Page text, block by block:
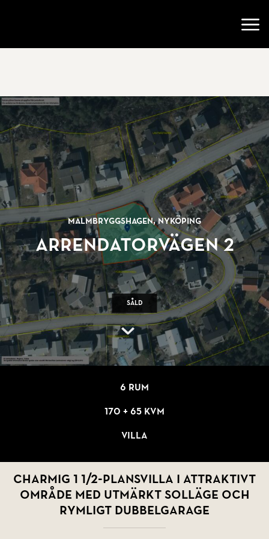
Malmbryggshagen, Nyköping
Arrendatorvägen 2
Såld
6 rum
170 + 65 kvm
Villa
Charmig 1 1/2-plansvilla i attraktivt
område med utmärkt solläge och
rymligt dubbelgarage